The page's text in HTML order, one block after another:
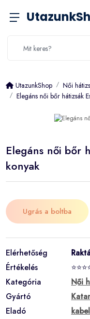
UtazunkShop
Női
Elegáns női bőr hátizsák
Elegáns női bőr
konyak
Ugrás a boltba
Elérhetőség
Értékelés
Kategória
Női
Gyártó
Eladó